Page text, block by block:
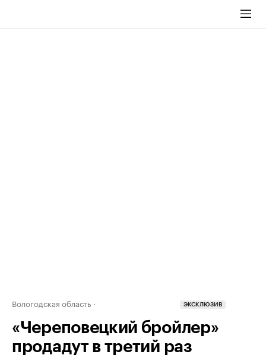
Вологодская область ЭКСКЛЮЗИВ
«Череповецкий бройлер»
продадут в третий раз